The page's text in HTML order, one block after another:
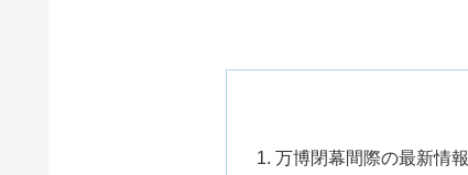
万博閉幕間際の最新情報